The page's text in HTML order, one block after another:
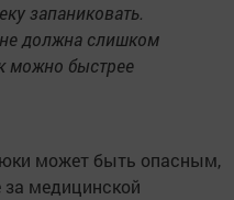
запаниковать.
должна слишком
можно быстрее
может быть опасным,
медицинской